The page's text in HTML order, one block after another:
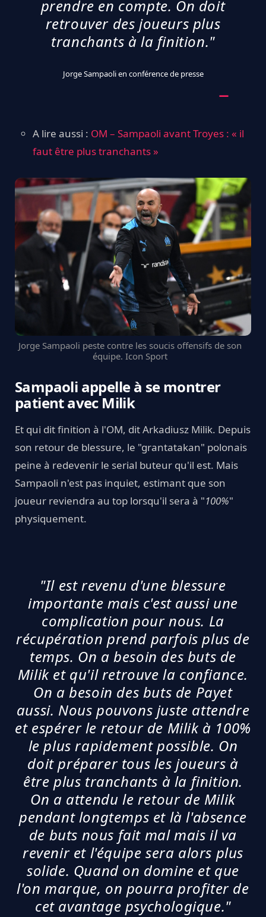
prendre en compte. On doit
retrouver des joueurs plus
tranchants à la finition."
Jorge Sampaoli en conférence de presse
A lire aussi : OM – Sampaoli avant Troyes : « il
faut être plus tranchants »
Jorge Sampaoli peste contre les soucis offensifs de son
équipe. Icon Sport
Sampaoli appelle à se montrer
patient avec Milik
Et qui dit finition à l'OM, dit Arkadiusz Milik. Depuis
son retour de blessure, le "grantatakan" polonais
peine à redevenir le serial buteur qu'il est. Mais
Sampaoli n'est pas inquiet, estimant que son
joueur reviendra au top lorsqu'il sera à "100%"
physiquement.
"Il est revenu d'une blessure
importante mais c'est aussi une
complication pour nous. La
récupération prend parfois plus de
temps. On a besoin des buts de
Milik et qu'il retrouve la confiance.
On a besoin des buts de Payet
aussi. Nous pouvons juste attendre
et espérer le retour de Milik à 100%
le plus rapidement possible. On
doit préparer tous les joueurs à
être plus tranchants à la finition.
On a attendu le retour de Milik
pendant longtemps et là l'absence
de buts nous fait mal mais il va
revenir et l'équipe sera alors plus
solide. Quand on domine et que
l'on marque, on pourra profiter de
cet avantage psychologique."